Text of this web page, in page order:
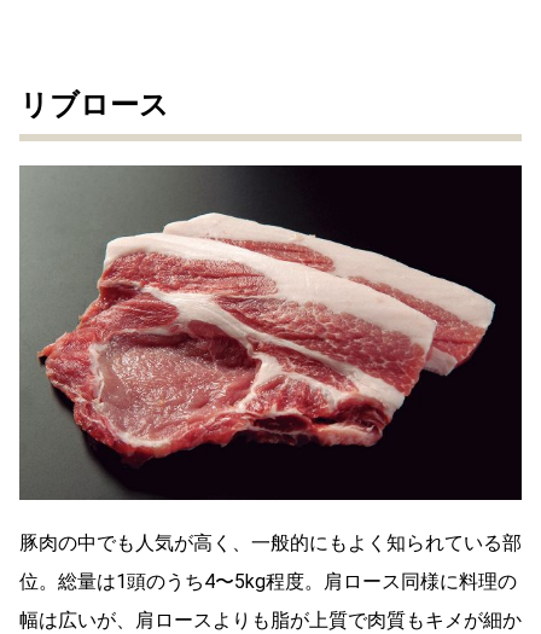
リブロース
豚肉の中でも人気が高く、一般的にもよく知られている部
位。総量は1頭のうち4〜5kg程度。肩ロース同様に料理の
幅は広いが、肩ロースよりも脂が上質で肉質もキメが細か